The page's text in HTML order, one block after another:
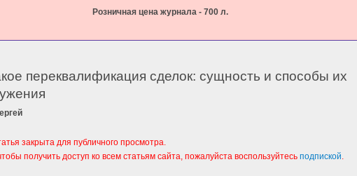
Розничная цена журнала - 700 л.
переквалификация сделок: сущность и способы их
закрыта для публичного просмотра.
получить доступ ко всем статьям сайта, пожалуйста воспользуйтесь подпиской.